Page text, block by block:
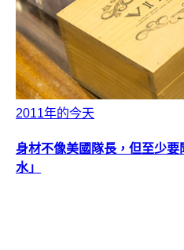
2011年的今天
身材不像美國隊長，但至少
水」